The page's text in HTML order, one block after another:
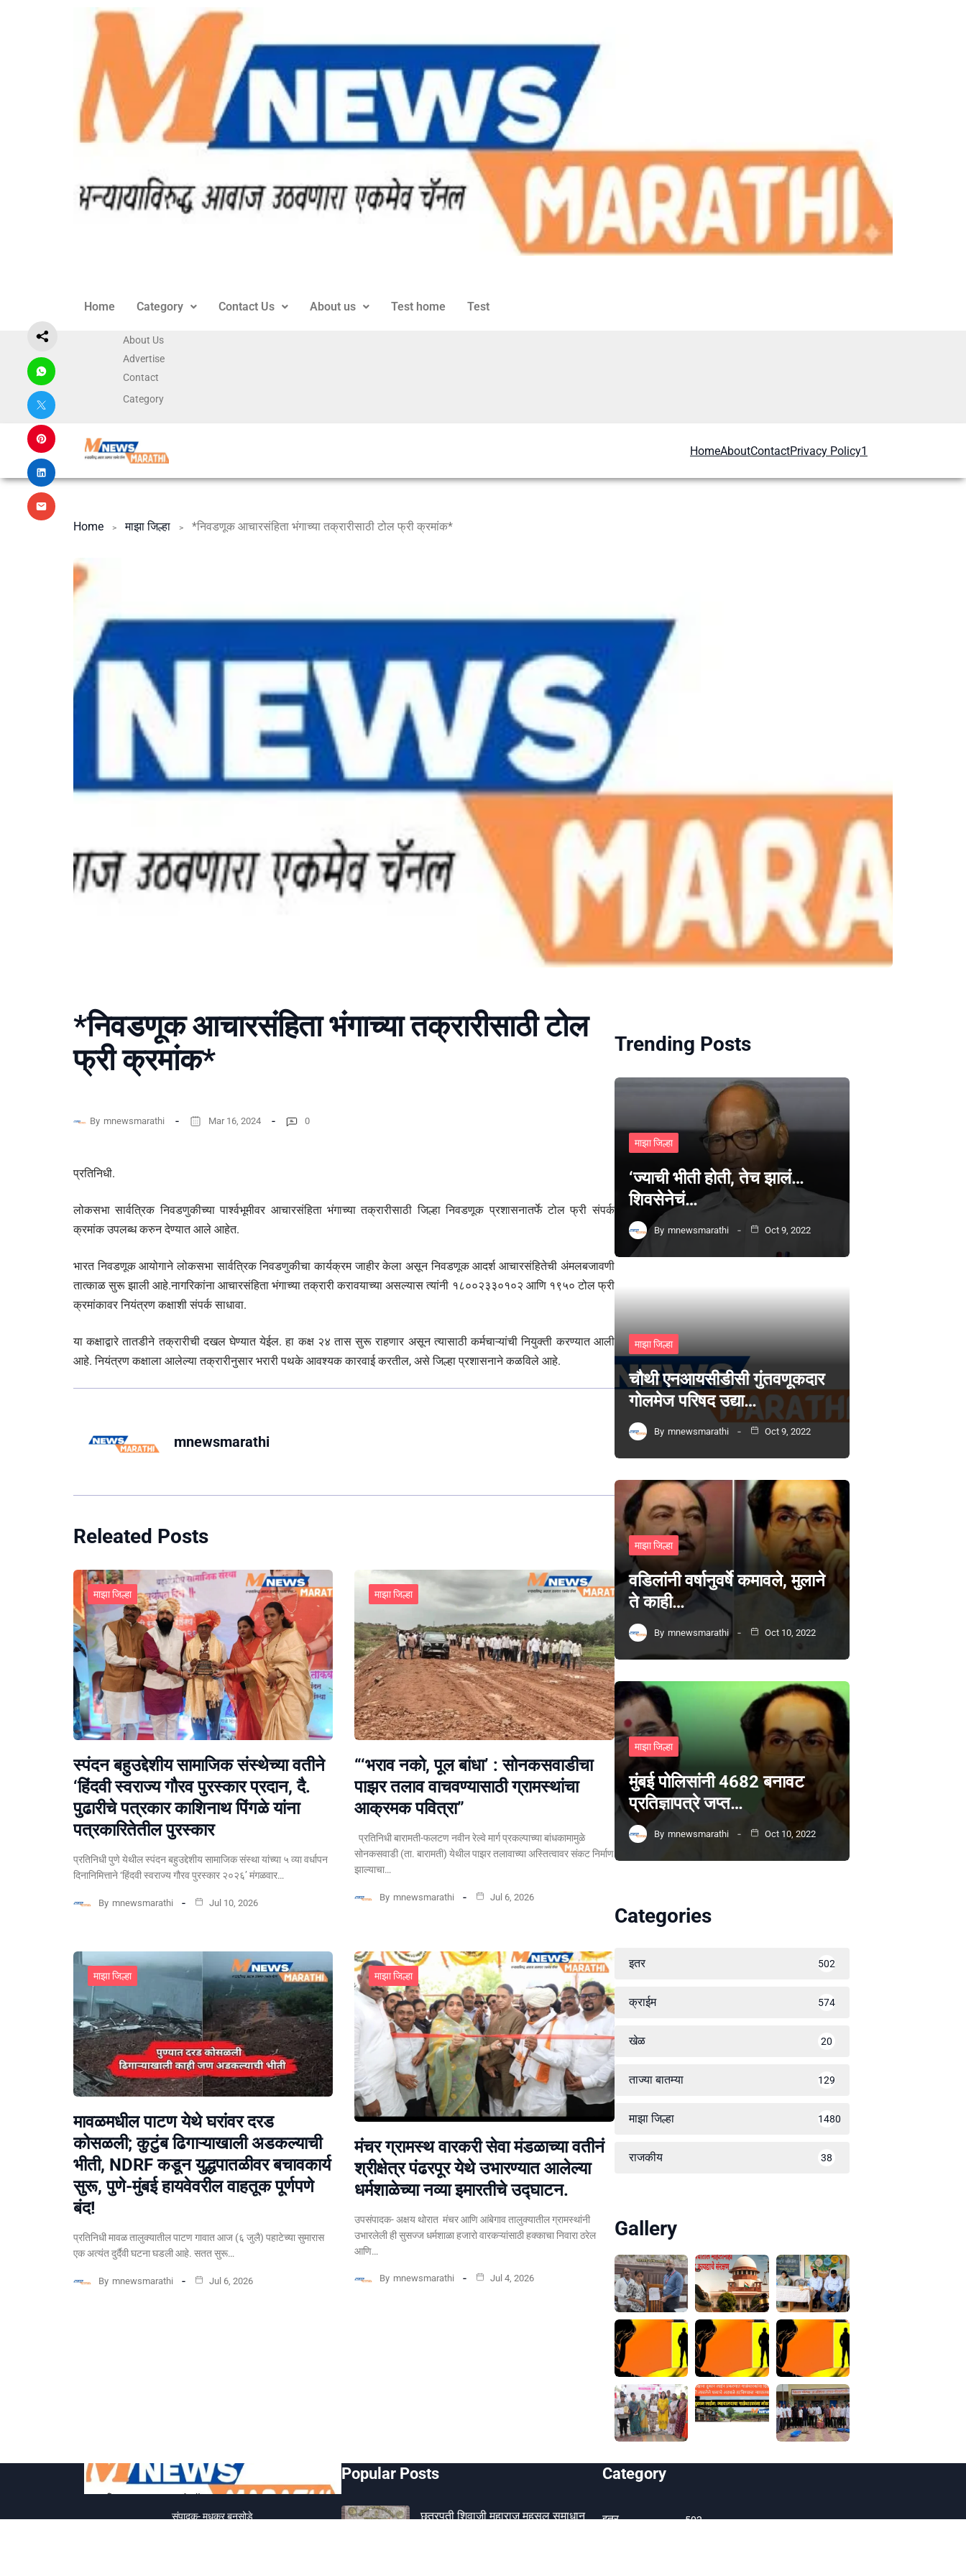
Home Category Contact Us About us Test home Test
About Us
Advertise
Contact
Category
HomeAboutContactPrivacy Policy1
Home माझा जिल्हा *निवडणूक आचारसंहिता भंगाच्या तक्रारीसाठी टोल फ्री क्रमांक*
*निवडणूक आचारसंहिता भंगाच्या तक्रारीसाठी टोल
फ्री क्रमांक*
By mnewsmarathi Mar 16, 2024 0
प्रतिनिधी.
लोकसभा सार्वत्रिक निवडणुकीच्या पार्श्वभूमीवर आचारसंहिता भंगाच्या तक्रारीसाठी जिल्हा निवडणूक प्रशासनातर्फे टोल फ्री संपर्क
क्रमांक उपलब्ध करुन देण्यात आले आहेत.
भारत निवडणूक आयोगाने लोकसभा सार्वत्रिक निवडणुकीचा कार्यक्रम जाहीर केला असून निवडणूक आदर्श आचारसंहितेची अंमलबजावणी
तात्काळ सुरू झाली आहे.नागरिकांना आचारसंहिता भंगाच्या तक्रारी करावयाच्या असल्यास त्यांनी १८००२३३०१०२ आणि १९५० टोल फ्री
क्रमांकावर नियंत्रण कक्षाशी संपर्क साधावा.
या कक्षाद्वारे तातडीने तक्रारीची दखल घेण्यात येईल. हा कक्ष २४ तास सुरू राहणार असून त्यासाठी कर्मचाऱ्यांची नियुक्ती करण्यात आली
आहे. नियंत्रण कक्षाला आलेल्या तक्रारीनुसार भरारी पथके आवश्यक कारवाई करतील, असे जिल्हा प्रशासनाने कळविले आहे.
mnewsmarathi
Releated Posts
माझा जिल्हा
स्पंदन बहुउद्देशीय सामाजिक संस्थेच्या वतीने
‘हिंदवी स्वराज्य गौरव पुरस्कार प्रदान, दै.
पुढारीचे पत्रकार काशिनाथ पिंगळे यांना
पत्रकारितेतील पुरस्कार
प्रतिनिधी पुणे येथील स्पंदन बहुउद्देशीय सामाजिक संस्था यांच्या ५ व्या वर्धापन
दिनानिमित्ताने ‘हिंदवी स्वराज्य गौरव पुरस्कार २०२६’ मंगळवार…
By mnewsmarathi Jul 10, 2026
माझा जिल्हा
“‘भराव नको, पूल बांधा’ : सोनकसवाडीचा
पाझर तलाव वाचवण्यासाठी ग्रामस्थांचा
आक्रमक पवित्रा”
प्रतिनिधी बारामती-फलटण नवीन रेल्वे मार्ग प्रकल्पाच्या बांधकामामुळे
सोनकसवाडी (ता. बारामती) येथील पाझर तलावाच्या अस्तित्वावर संकट निर्माण
झाल्याचा…
By mnewsmarathi Jul 6, 2026
माझा जिल्हा
मावळमधील पाटण येथे घरांवर दरड
कोसळली; कुटुंब ढिगाऱ्याखाली अडकल्याची
भीती, NDRF कडून युद्धपातळीवर बचावकार्य
सुरू, पुणे-मुंबई हायवेवरील वाहतूक पूर्णपणे
बंद!
​प्रतिनिधी मावळ तालुक्यातील पाटण गावात आज (६ जुलै) पहाटेच्या सुमारास
एक अत्यंत दुर्दैवी घटना घडली आहे. सतत सुरू…
By mnewsmarathi Jul 6, 2026
माझा जिल्हा
मंचर ग्रामस्थ वारकरी सेवा मंडळाच्या वतीनं
श्रीक्षेत्र पंढरपूर येथे उभारण्यात आलेल्या
धर्मशाळेच्या नव्या इमारतीचे उद्घाटन.
उपसंपादक- अक्षय थोरात मंचर आणि आंबेगाव तालुक्यातील ग्रामस्थांनी
उभारलेली ही सुसज्ज धर्मशाळा हजारो वारकऱ्यांसाठी हक्काचा निवारा ठरेल
आणि…
By mnewsmarathi Jul 4, 2026
Trending Posts
माझा जिल्हा
‘ज्याची भीती होती, तेच झालं…
शिवसेनेचं…
By mnewsmarathi Oct 9, 2022
माझा जिल्हा
चौथी एनआयसीडीसी गुंतवणूकदार
गोलमेज परिषद उद्या…
By mnewsmarathi Oct 9, 2022
माझा जिल्हा
वडिलांनी वर्षानुवर्षे कमावले, मुलाने
ते काही…
By mnewsmarathi Oct 10, 2022
माझा जिल्हा
मुंबई पोलिसांनी 4682 बनावट
प्रतिज्ञापत्रे जप्त…
By mnewsmarathi Oct 10, 2022
Categories
इतर 502
क्राईम 574
खेळ 20
ताज्या बातम्या 129
माझा जिल्हा 1480
राजकीय 38
Gallery
संपादक- मधुकर बनसोडे
Popular Posts
छत्रपती शिवाजी महाराज महसूल समाधान
Category
इतर 502